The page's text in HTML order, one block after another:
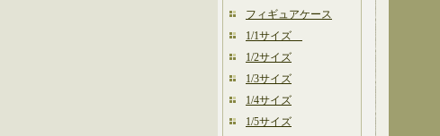
フィギュアケース
1/1サイズ
1/2サイズ
1/3サイズ
1/4サイズ
1/5サイズ